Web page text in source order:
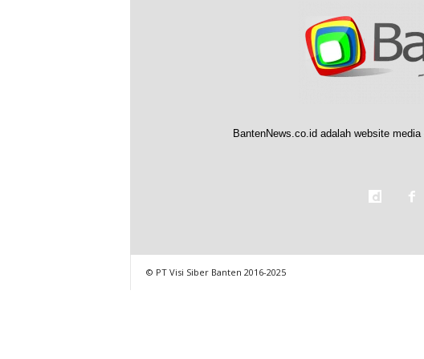
BantenNews.co.id adalah website
© PT Visi Siber Banten 2016-2025